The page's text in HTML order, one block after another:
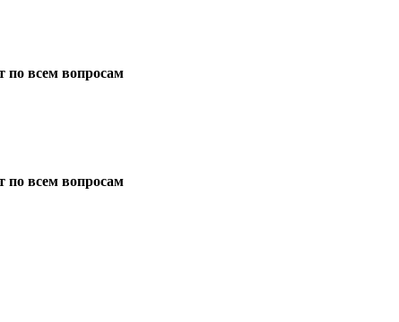
по всем вопросам
по всем вопросам